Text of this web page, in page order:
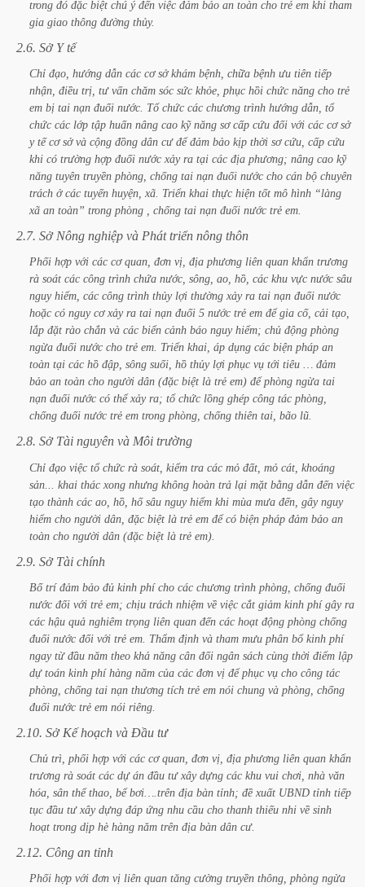
trong đó đặc biệt chú ý đến việc đảm bảo an toàn cho trẻ em khi tham
gia giao thông đường thủy.
2.6. Sở Y tế
Chỉ đạo, hướng dẫn các cơ sở khám bệnh, chữa bệnh ưu tiên tiếp
nhận, điều trị, tư vấn chăm sóc sức khỏe, phục hồi chức năng cho trẻ
em bị tai nạn đuối nước. Tổ chức các chương trình hướng dẫn, tổ
chức các lớp tập huấn nâng cao kỹ năng sơ cấp cứu đối với các cơ sở
y tế cơ sở và cộng đồng dân cư để đảm bảo kịp thời sơ cứu, cấp cứu
khi có trường hợp đuối nước xảy ra tại các địa phương; nâng cao kỹ
năng tuyên truyền phòng, chống tai nạn đuối nước cho cán bộ chuyên
trách ở các tuyến huyện, xã. Triển khai thực hiện tốt mô hình “làng
xã an toàn” trong phòng , chống tai nạn đuối nước trẻ em.
2.7. Sở Nông nghiệp và Phát triển nông thôn
Phối hợp với các cơ quan, đơn vị, địa phương liên quan khẩn trương
rà soát các công trình chứa nước, sông, ao, hồ, các khu vực nước sâu
nguy hiểm, các công trình thủy lợi thường xảy ra tai nạn đuối nước
hoặc có nguy cơ xảy ra tai nạn đuối 5 nước trẻ em để gia cố, cải tạo,
lắp đặt rào chắn và các biển cảnh báo nguy hiểm; chủ động phòng
ngừa đuối nước cho trẻ em. Triển khai, áp dụng các biện pháp an
toàn tại các hồ đập, sông suối, hồ thủy lợi phục vụ tới tiêu … đảm
bảo an toàn cho người dân (đặc biệt là trẻ em) để phòng ngừa tai
nạn đuối nước có thể xảy ra; tổ chức lồng ghép công tác phòng,
chống đuối nước trẻ em trong phòng, chống thiên tai, bão lũ.
2.8. Sở Tài nguyên và Môi trường
Chỉ đạo việc tổ chức rà soát, kiểm tra các mỏ đất, mỏ cát, khoáng
sản...
khai thác xong nhưng không hoàn trả lại mặt bằng dẫn đến việc
tạo thành các ao, hồ, hố sâu nguy hiểm khi mùa mưa đến, gây nguy
hiểm cho người dân, đặc biệt là trẻ em để có biện pháp đảm bảo an
toàn cho người dân (đặc biệt là trẻ em).
2.9. Sở Tài chính
Bố trí đảm bảo đủ kinh phí cho các chương trình phòng, chống đuối
nước đối với trẻ em; chịu trách nhiệm về việc cắt giảm kinh phí gây ra
các hậu quả nghiêm trọng liên quan đến các hoạt động phòng chống
đuối nước đối với trẻ em. Thẩm định và tham mưu phân bổ kinh phí
ngay từ đầu năm theo khả năng cân đối ngân sách cùng thời điểm lập
dự toán kinh phí hàng năm của các đơn vị để phục vụ cho công tác
phòng, chống tai nạn thương tích trẻ em nói chung và phòng, chống
đuối nước trẻ em nói riêng.
2.10. Sở Kế hoạch và Đầu tư
Chủ trì, phối hợp với các cơ quan, đơn vị, địa phương liên quan khẩn
trương rà soát các dự án đầu tư xây dựng các khu vui chơi, nhà văn
hóa, sân thể thao, bể bơi….trên địa bàn tỉnh; đề xuất UBND tỉnh tiếp
tục đầu tư xây dựng đáp ứng nhu cầu cho thanh thiếu nhi về sinh
hoạt trong dịp hè hàng năm trên địa bàn dân cư.
2.12. Công an tỉnh
Phối hợp với đơn vị liên quan tăng cường truyền thông, phòng ngừa